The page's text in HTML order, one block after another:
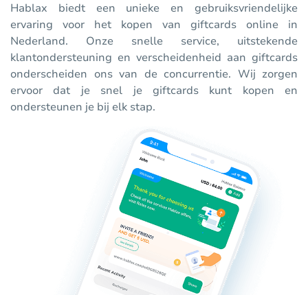
Hablax biedt een unieke en gebruiksvriendelijke
ervaring voor het kopen van giftcards online in
Nederland. Onze snelle service, uitstekende
klantondersteuning en verscheidenheid aan giftcards
onderscheiden ons van de concurrentie. Wij zorgen
ervoor dat je snel je giftcards kunt kopen en
ondersteunen je bij elk stap.